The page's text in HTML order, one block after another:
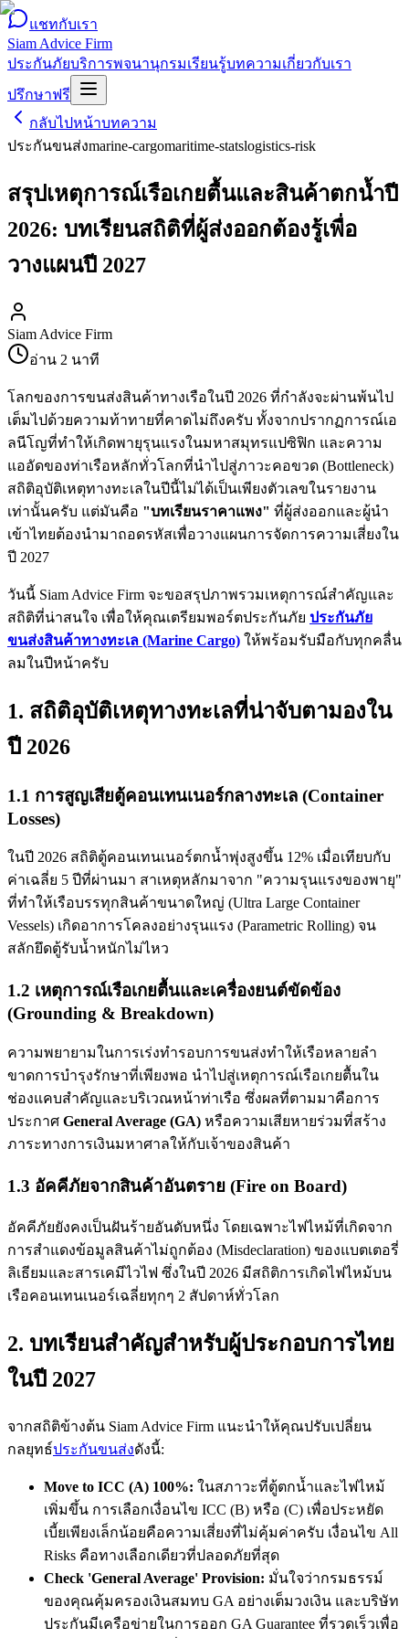
แชทกับเรา
Siam Advice Firm
ประกันภัยบริการพจนานุกรมเรียนรู้บทความเกี่ยวกับเรา
ปรึกษาฟรี
กลับไปหน้าบทความ
ประกันขนส่งmarine-cargomaritime-statslogistics-risk
สรุปเหตุการณ์เรือเกยตื้นและสินค้าตกน้ำปี
2026: บทเรียนสถิติที่ผู้ส่งออกต้องรู้เพื่อ
วางแผนปี 2027
Siam Advice Firm
อ่าน 2 นาที
โลกของการขนส่งสินค้าทางเรือในปี 2026 ที่กำลังจะผ่านพ้นไป
เต็มไปด้วยความท้าทายที่คาดไม่ถึงครับ ทั้งจากปรากฏการณ์เอ
ลนีโญที่ทำให้เกิดพายุรุนแรงในมหาสมุทรแปซิฟิก และความ
แออัดของท่าเรือหลักทั่วโลกที่นำไปสู่ภาวะคอขวด (Bottleneck)
สถิติอุบัติเหตุทางทะเลในปีนี้ไม่ได้เป็นเพียงตัวเลขในรายงาน
เท่านั้นครับ แต่มันคือ "บทเรียนราคาแพง" ที่ผู้ส่งออกและผู้นำ
เข้าไทยต้องนำมาถอดรหัสเพื่อวางแผนการจัดการความเสี่ยงใน
ปี 2027
วันนี้ Siam Advice Firm จะขอสรุปภาพรวมเหตุการณ์สำคัญและ
สถิติที่น่าสนใจ เพื่อให้คุณเตรียมพอร์ตประกันภัย ประกันภัย
ขนส่งสินค้าทางทะเล (Marine Cargo) ให้พร้อมรับมือกับทุกคลื่น
ลมในปีหน้าครับ
1. สถิติอุบัติเหตุทางทะเลที่น่าจับตามองใน
ปี 2026
1.1 การสูญเสียตู้คอนเทนเนอร์กลางทะเล (Container
Losses)
ในปี 2026 สถิติตู้คอนเทนเนอร์ตกน้ำพุ่งสูงขึ้น 12% เมื่อเทียบกับ
ค่าเฉลี่ย 5 ปีที่ผ่านมา สาเหตุหลักมาจาก "ความรุนแรงของพายุ"
ที่ทำให้เรือบรรทุกสินค้าขนาดใหญ่ (Ultra Large Container
Vessels) เกิดอาการโคลงอย่างรุนแรง (Parametric Rolling) จน
สลักยึดตู้รับน้ำหนักไม่ไหว
1.2 เหตุการณ์เรือเกยตื้นและเครื่องยนต์ขัดข้อง
(Grounding & Breakdown)
ความพยายามในการเร่งทำรอบการขนส่งทำให้เรือหลายลำ
ขาดการบำรุงรักษาที่เพียงพอ นำไปสู่เหตุการณ์เรือเกยตื้นใน
ช่องแคบสำคัญและบริเวณหน้าท่าเรือ ซึ่งผลที่ตามมาคือการ
ประกาศ General Average (GA) หรือความเสียหายร่วมที่สร้าง
ภาระทางการเงินมหาศาลให้กับเจ้าของสินค้า
1.3 อัคคีภัยจากสินค้าอันตราย (Fire on Board)
อัคคีภัยยังคงเป็นฝันร้ายอันดับหนึ่ง โดยเฉพาะไฟไหม้ที่เกิดจาก
การสำแดงข้อมูลสินค้าไม่ถูกต้อง (Misdeclaration) ของแบตเตอรี่
ลิเธียมและสารเคมีไวไฟ ซึ่งในปี 2026 มีสถิติการเกิดไฟไหม้บน
เรือคอนเทนเนอร์เฉลี่ยทุกๆ 2 สัปดาห์ทั่วโลก
2. บทเรียนสำคัญสำหรับผู้ประกอบการไทย
ในปี 2027
จากสถิติข้างต้น Siam Advice Firm แนะนำให้คุณปรับเปลี่ยน
กลยุทธ์ประกันขนส่งดังนี้:
Move to ICC (A) 100%: ในสภาวะที่ตู้ตกน้ำและไฟไหม้
เพิ่มขึ้น การเลือกเงื่อนไข ICC (B) หรือ (C) เพื่อประหยัด
เบี้ยเพียงเล็กน้อยคือความเสี่ยงที่ไม่คุ้มค่าครับ เงื่อนไข All
Risks คือทางเลือกเดียวที่ปลอดภัยที่สุด
Check 'General Average' Provision: มั่นใจว่ากรมธรรม์
ของคุณคุ้มครองเงินสมทบ GA อย่างเต็มวงเงิน และบริษัท
ประกันมีเครือข่ายในการออก GA Guarantee ที่รวดเร็วเพื่อ